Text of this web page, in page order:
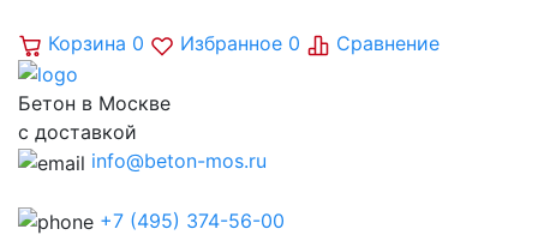
Корзина 0 Избранное 0 Сравнение
Бетон в Москве
с доставкой
info@beton-mos.ru
+7 (495) 374-56-00